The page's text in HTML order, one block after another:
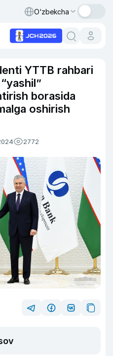
O‘zbekcha
YTTB rahbari
borasida
oshirish
2772